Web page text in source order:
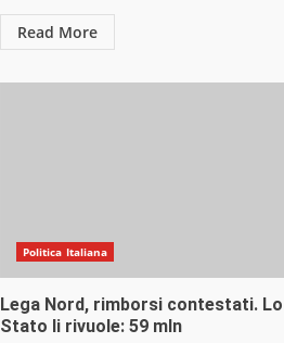
Read More
Politica Italiana
Lega Nord, rimborsi contestati. Lo
Stato li rivuole: 59 mln